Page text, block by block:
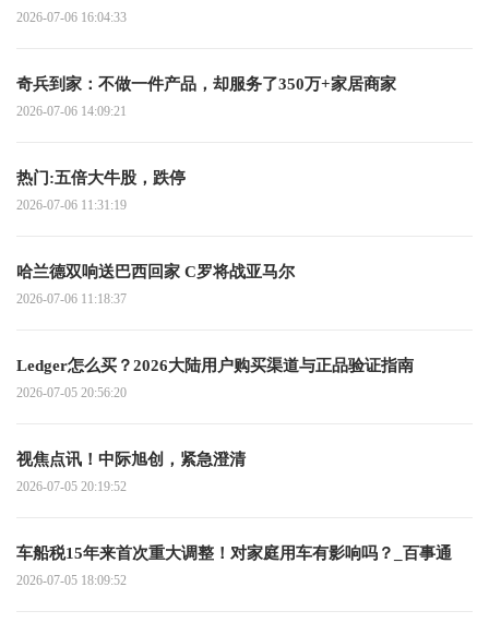
2026-07-06 16:04:33
奇兵到家：不做一件产品，却服务了350万+家居商家
2026-07-06 14:09:21
热门:五倍大牛股，跌停
2026-07-06 11:31:19
哈兰德双响送巴西回家 C罗将战亚马尔
2026-07-06 11:18:37
Ledger怎么买？2026大陆用户购买渠道与正品验证指南
2026-07-05 20:56:20
视焦点讯！中际旭创，紧急澄清
2026-07-05 20:19:52
车船税15年来首次重大调整！对家庭用车有影响吗？_百事通
2026-07-05 18:09:52